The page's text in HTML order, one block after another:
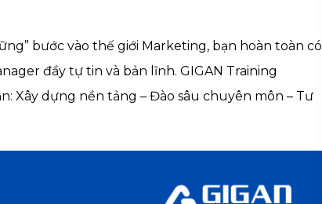
bước vào thế giới Marketing, bạn hoàn toàn có
đầy tự tin và bản lĩnh. GIGAN Training
Xây dựng nền tảng – Đào sâu chuyên môn – Tư